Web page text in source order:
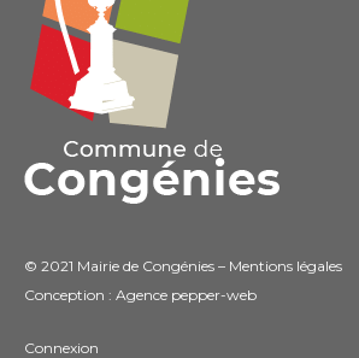
© 2021 Mairie de Congénies – Mentions légales
Conception : Agence pepper-web
Connexion